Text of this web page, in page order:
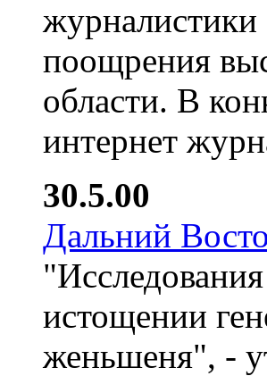
журналистики
поощрения
области. В
интернет
30.5.00
Дальний
истощении
женьшеня", -